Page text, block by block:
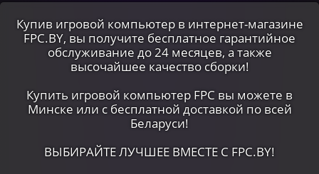
Купив игровой компьютер в интернет-магазине
FPC.BY, вы получите бесплатное гарантийное
обслуживание до 24 месяцев, а также
высочайшее качество сборки!
Купить игровой компьютер FPC вы можете в
Минске или c бесплатной доставкой по всей
Беларуси!
ВЫБИРАЙТЕ ЛУЧШЕЕ ВМЕСТЕ С FPC.BY!